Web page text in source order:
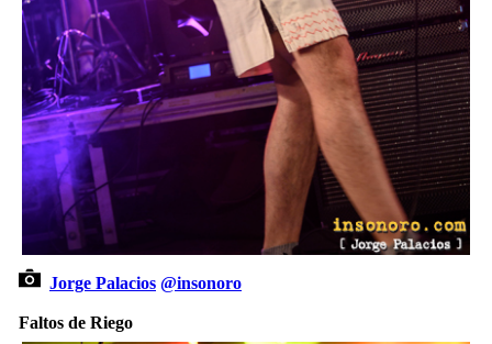
Jorge Palacios @insonoro
Faltos de Riego